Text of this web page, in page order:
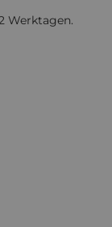
Werktagen.
1234